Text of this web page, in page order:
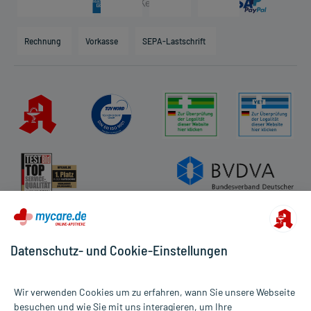
Direktabrechnung PKV
Impressum
Datenschutz
Cookie-Einstellungen
Rückgabe/Widerruf
Rechnung Vorkasse SEPA-Lastschrift
Datenschutz- und Cookie-Einstellungen
Wir verwenden Cookies um zu erfahren, wann Sie unsere Webseite
besuchen und wie Sie mit uns interagieren, um Ihre